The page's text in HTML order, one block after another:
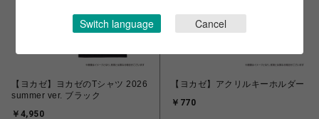
【ヨカゼ】ヨカゼのTシャツ 2026
summer ver. ブラック
￥4,950
【ヨカゼ】アクリルキーホルダー
￥770
Switch language Cancel